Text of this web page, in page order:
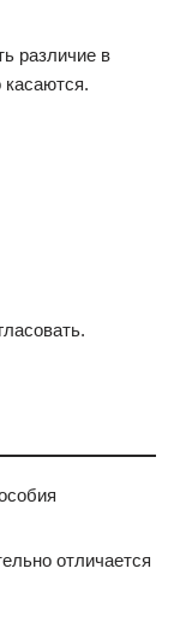
различие в
касаются.
отличается